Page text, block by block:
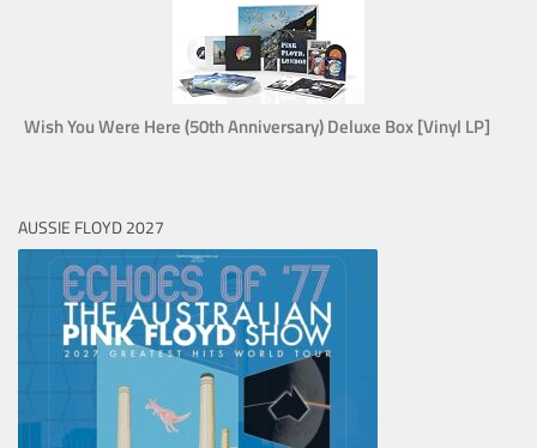
Wish You Were Here (50th Anniversary) Deluxe Box [Vinyl LP]
AUSSIE FLOYD 2027